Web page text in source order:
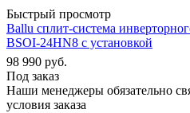
Быстрый просмотр
Ballu сплит-система
BSOI-24HN8 с установкой
98 990 руб.
Под заказ
Наши менеджеры обязательно
условия заказа